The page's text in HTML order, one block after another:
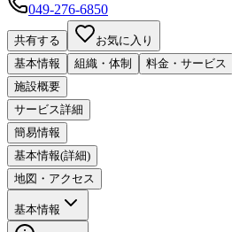
049-276-6850
共有する
お気に入り
基本情報
組織・体制 料金・サービス
施設概要
サービス詳細
簡易情報
基本情報(詳細)
地図・アクセス
基本情報